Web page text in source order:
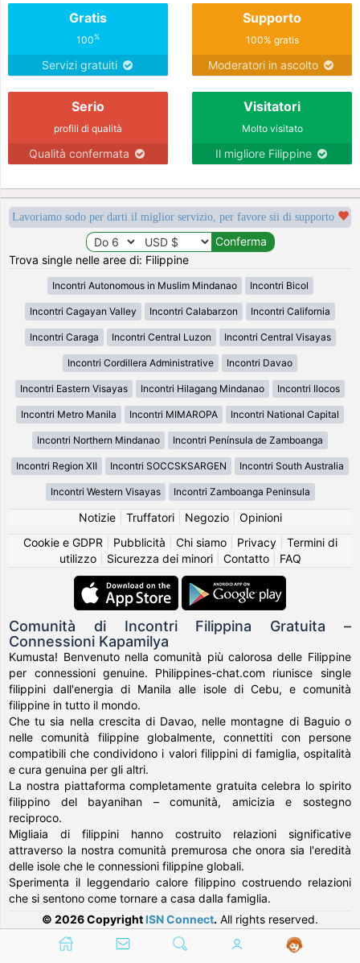
Gratis
100%
Servizi gratuiti
Supporto
100% gratis
Moderatori in ascolto
Serio
profili di qualità
Qualità confermata
Visitatori
Molto visitato
Il migliore Filippine
Lavoriamo sodo per darti il miglior servizio, per favore sii di supporto
Trova single nelle aree di: Filippine
Incontri Autonomous in Muslim Mindanao Incontri Bicol
Incontri Cagayan Valley Incontri Calabarzon Incontri California
Incontri Caraga Incontri Central Luzon Incontri Central Visayas
Incontri Cordillera Administrative Incontri Davao
Incontri Eastern Visayas Incontri Hilagang Mindanao Incontri Ilocos
Incontri Metro Manila Incontri MIMAROPA Incontri National Capital
Incontri Northern Mindanao Incontri Península de Zamboanga
Incontri Region XII Incontri SOCCSKSARGEN Incontri South Australia
Incontri Western Visayas Incontri Zamboanga Peninsula
Notizie| Truffatori| Negozio| Opinioni
Cookie e GDPR
Pubblicità Chi siamo| Privacy| Termini di
utilizzo| Sicurezza dei minori| Contatto| FAQ
Comunità di Incontri Filippina Gratuita –
Connessioni Kapamilya
Kumusta! Benvenuto nella comunità più calorosa delle Filippine
per connessioni genuine. Philippines-chat.com riunisce single
filippini dall'energia di Manila alle isole di Cebu, e comunità
filippine in tutto il mondo.
Che tu sia nella crescita di Davao, nelle montagne di Baguio o
nelle comunità filippine globalmente, connettiti con persone
compatibili che condividono i valori filippini di famiglia, ospitalità
e cura genuina per gli altri.
La nostra piattaforma completamente gratuita celebra lo spirito
filippino del bayanihan – comunità, amicizia e sostegno
reciproco.
Migliaia di filippini hanno costruito relazioni significative
attraverso la nostra comunità premurosa che onora sia l'eredità
delle isole che le connessioni filippine globali.
Sperimenta il leggendario calore filippino costruendo relazioni
che si sentono come tornare a casa dalla famiglia.
© 2026 Copyright ISN Connect. All rights reserved.